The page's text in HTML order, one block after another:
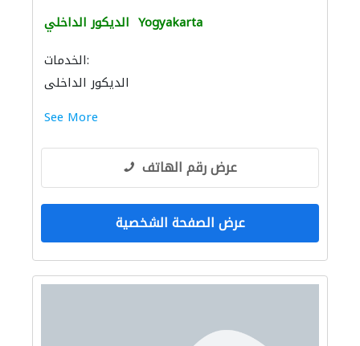
الديكور الداخلي Yogyakarta
الخدمات:
الديكور الداخلي
See More
عرض رقم الهاتف
عرض الصفحة الشخصية